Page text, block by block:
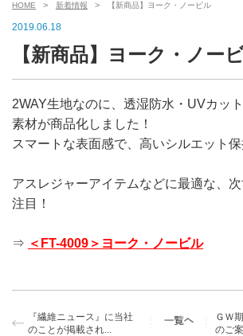
HOME 新着情報 【新商品】 ヨーク・ノービル
2019.06.18
【新商品】 ヨーク・ノー
2WAY生地なのに、透湿防水・UVカッ
素材が商品化しました！
スマートな表面感で、高いシルエット保
アスレジャーアイテムなどに最適な、
注目！
⇒ ＜FT-4009＞ヨーク・ノービル
『繊維ニュース』に当社
のことが掲載され...
ＧＷ
のご